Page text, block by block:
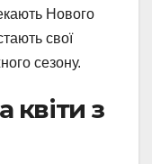
Нового
свої
сезону.
квіти з